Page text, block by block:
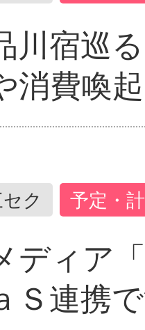
川宿巡
消費喚起
ク 予定・
ィア
連携